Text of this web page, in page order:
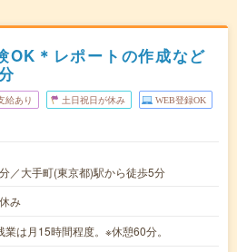
OK＊レポートの作成など
給あり 土日祝日が休み WEB登録OK
／大手町(東京都)駅から徒歩5分
み
は月15時間程度。※休憩60分。